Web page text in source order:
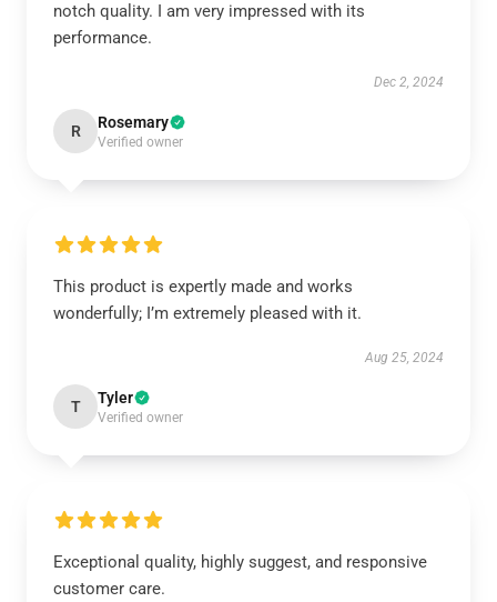
notch quality. I am very impressed with its
performance.
Dec 2, 2024
R Rosemary
Verified owner
This product is expertly made and works
wonderfully; I’m extremely pleased with it.
Aug 25, 2024
T Tyler
Verified owner
Exceptional quality, highly suggest, and responsive
customer care.